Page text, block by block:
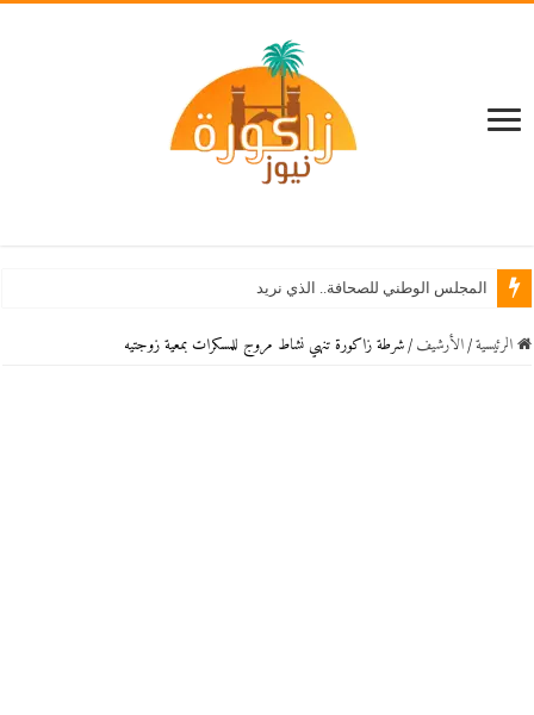
المجلس الوطني للصحافة.. الذي نريد
الرئيسية / اﻷرشيف / شرطة زاكورة تنهي نشاط مروج للمسكرات بمعية زوجتيه